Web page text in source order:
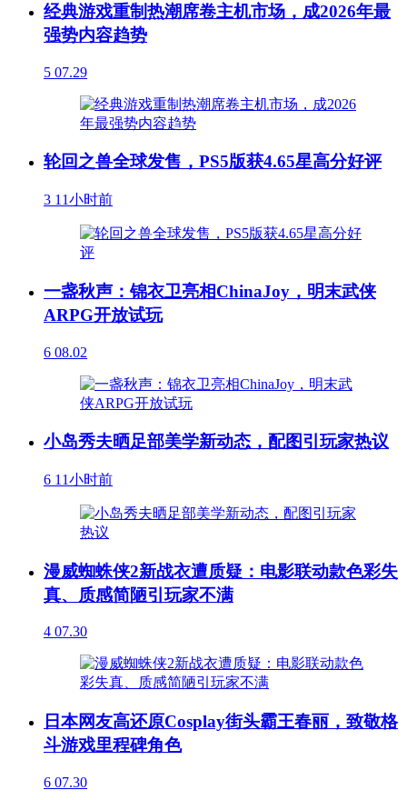
经典游戏重制热潮席卷主机市场，成2026年最
强势内容趋势
5 07.29
轮回之兽全球发售，PS5版获4.65星高分好评
3 11小时前
一盏秋声：锦衣卫亮相ChinaJoy，明末武侠
ARPG开放试玩
6 08.02
小岛秀夫晒足部美学新动态，配图引玩家热议
6 11小时前
漫威蜘蛛侠2新战衣遭质疑：电影联动款色彩失
真、质感简陋引玩家不满
4 07.30
日本网友高还原Cosplay街头霸王春丽，致敬格
斗游戏里程碑角色
6 07.30